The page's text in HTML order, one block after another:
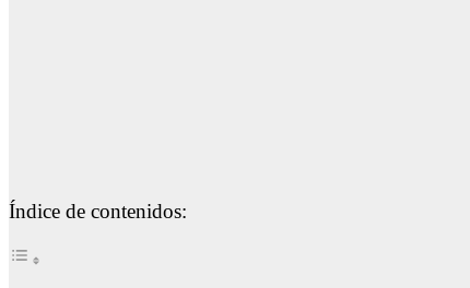
Índice de contenidos: